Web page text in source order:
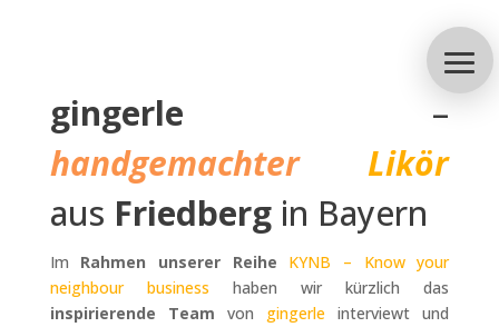
gingerle –
handgemachter
Likör
aus Friedbergin Bayern
Im Rahmen unserer Reihe
KYNB – Know your
neighbour business haben wir kürzlich das
inspirierende Team von gingerle interviewt und